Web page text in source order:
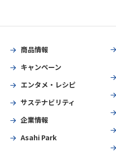
商品情報
キャンペーン
エンタメ・レシピ
サステナビリティ
企業情報
Asahi Park